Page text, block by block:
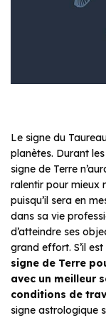
Le signe du
planètes. Durant
signe de Terre
ralentir pour mieux
puisqu’il sera en
dans sa vie
d’atteindre ses
grand effort. S’il
signe de Terre
avec un meilleur
conditions de
signe astrologique